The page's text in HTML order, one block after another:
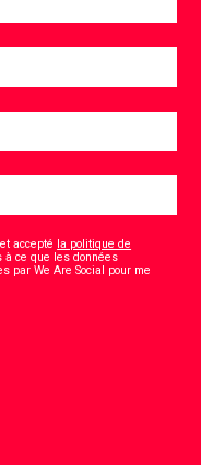
accepté la politique de
à ce que les données
par We Are Social pour me